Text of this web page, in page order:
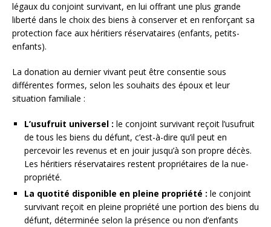
légaux du conjoint survivant, en lui offrant une plus grande
liberté dans le choix des biens à conserver et en renforçant sa
protection face aux héritiers réservataires (enfants, petits-
enfants).
La donation au dernier vivant peut être consentie sous
différentes formes, selon les souhaits des époux et leur
situation familiale :
L’usufruit universel : le conjoint survivant reçoit l’usufruit
de tous les biens du défunt, c’est-à-dire qu’il peut en
percevoir les revenus et en jouir jusqu’à son propre décès.
Les héritiers réservataires restent propriétaires de la nue-
propriété.
La quotité disponible en pleine propriété : le conjoint
survivant reçoit en pleine propriété une portion des biens du
défunt, déterminée selon la présence ou non d’enfants